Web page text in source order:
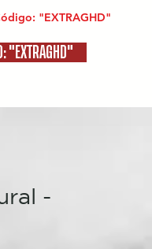
"EXTRAGHD"
"EXTRAGHD"
-